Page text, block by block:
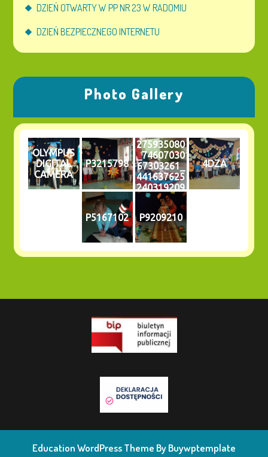
DZIEŃ OTWARTY W PP NR 23 W RADOMIU
DZIEŃ BEZPIECZNEGO INTERNETU
Photo Gallery
OLYMPUS
DIGITAL
CAMERA
P3215798
275935080
_74607030
67303261_
441637625
240319209
5_n
4DZA
P5167102 P9209210
Education WordPress Theme By Buywptemplate